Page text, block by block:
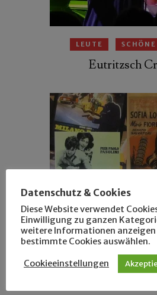
LEUTE
Eutritzsch
SCHÖNE
Freunde, Filme,
Datenschutz & Cookies
Diese Website verwendet
Einwilligung zu ganzen
weitere Informationen anzeigen
bestimmte Cookies auswählen.
Cookieeinstellungen